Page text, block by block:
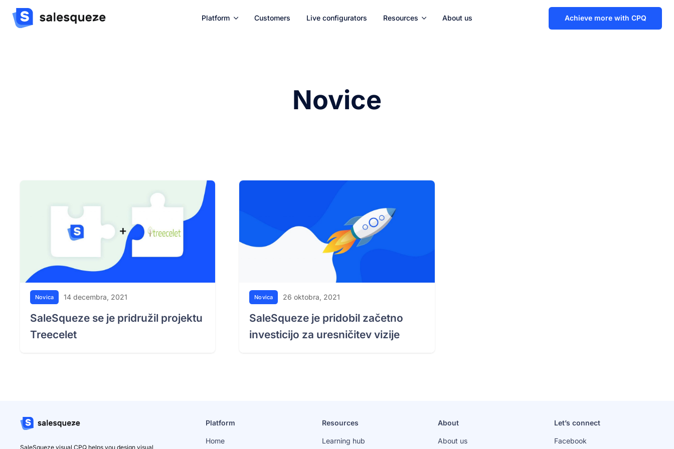
Platform Customers Live configurators Resources About us Achieve more with CPQ
Novice
Novica 14 decembra, 2021
SaleSqueze se je pridružil projektu
Treecelet
Novica 26 oktobra, 2021
SaleSqueze je pridobil začetno
investicijo za uresničitev vizije
SaleSqueze visual CPQ helps you design visual
Platform
Home
Resources
Learning hub
About
About us
Let’s connect
Facebook